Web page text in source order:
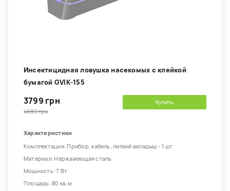
Инсектицидная ловушка насекомых с клейкой
бумагой GVIK-155
3799 грн
4680 грн
Купить
Характеристики
Комплектация: Прибор, кабель, липкий вкладыш - 1 шт
Материал: Нержавеющая сталь
Мощность: 7 Вт
Площадь: 80 кв.м